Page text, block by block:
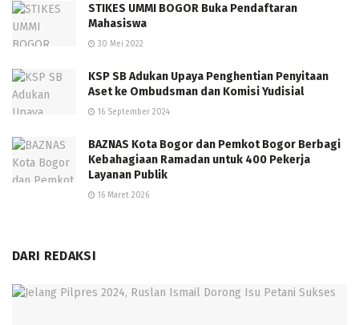
STIKES UMMI BOGOR Buka Pendaftaran
Mahasiswa
30 Mei 2022
KSP SB Adukan Upaya Penghentian Penyitaan
Aset ke Ombudsman dan Komisi Yudisial
16 September 2024
BAZNAS Kota Bogor dan Pemkot Bogor Berbagi
Kebahagiaan Ramadan untuk 400 Pekerja
Layanan Publik
16 Maret 2026
DARI REDAKSI